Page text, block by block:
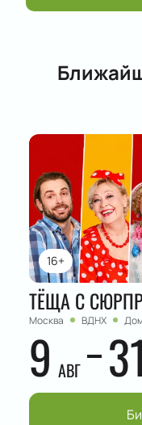
16+
ТЁЩА С
Москва ВДНХ
9 АВГ 31